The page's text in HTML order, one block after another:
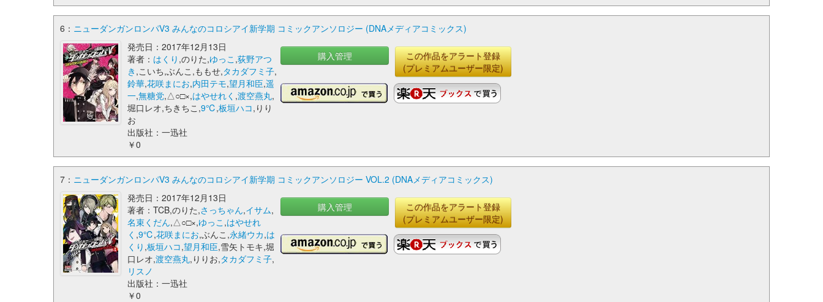
6： ニューダンガンロンパV3 みんなのコロシアイ新学期 コミックアンソロジー (DNAメディアコミックス)
発売日：2017年12月13日
著者： はくり ,のりた,ゆっこ ,荻野アつ
き ,こいち,ぶんこ,ももせ,タカダフミ子,
鈴華,花咲まにお,内田テモ,望月和臣,遥
一,無糖党,△○□×,はやせれく ,渡空燕丸,
堀口レオ,ちきちこ,9℃,板垣ハコ,りり
お
出版社：一迅社
￥0
購入管理
この作品をアラート登録
(プレミアムユーザー限定)
7： ニューダンガンロンパV3 みんなのコロシアイ新学期 コミックアンソロジー VOL.2 (DNAメディアコミックス)
発売日：2017年12月13日
著者：TCB,のりた,さっちゃん,イサム,
名束くだん,△○□×,ゆっこ ,はやせれ
く ,9℃,花咲まにお,ぶんこ,永緒ウカ,は
くり ,板垣ハコ,望月和臣,雪矢トモキ,堀
口レオ,渡空燕丸,りりお,タカダフミ子,
リスノ
出版社：一迅社
￥0
購入管理
この作品をアラート登録
(プレミアムユーザー限定)